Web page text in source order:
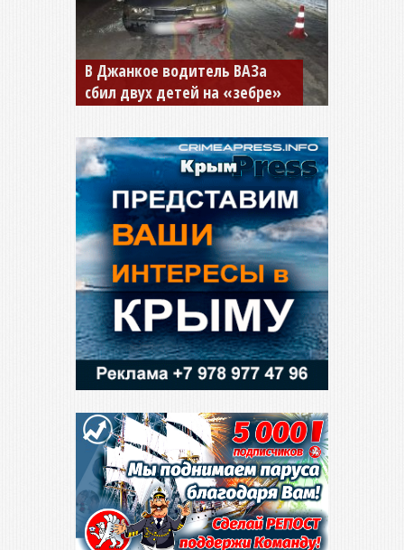
В Джанкое водитель ВАЗа
сбил двух детей на «зебре»